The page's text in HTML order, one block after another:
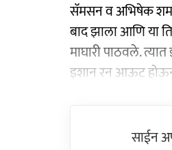
सॅमसन व अभिषेक
बाद झाला आणि या
माघारी पाठवले.
इशान रन आऊट होऊन
साईन